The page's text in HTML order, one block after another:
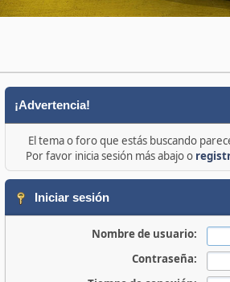
¡Advertencia!
El tema o foro que estás buscando
Por favor inicia sesión más abajo o
Iniciar sesión
Nombre de usuario:
Contraseña: